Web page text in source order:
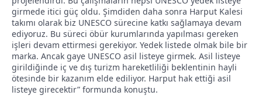
girmede itici güç oldu. Şimdiden daha sonra Harput Kalesi
takımı olarak biz UNESCO sürecine katkı sağlamaya devam
ediyoruz. Bu süreci öbür kurumlarında yapılması gereken
işleri devam ettirmesi gerekiyor. Yedek listede olmak bile bir
marka. Ancak gaye UNESCO asil listeye girmek. Asil listeye
girildiğinde iç ve dış turizm hareketliliği beklentinin hayli
ötesinde bir kazanım elde ediliyor. Harput hak ettiği asil
listeye girecektir” formunda konuştu.